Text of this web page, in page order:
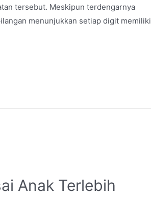
tersebut. Meskipun terdengarnya
menunjukkan setiap digit memiliki
Anak Terlebih